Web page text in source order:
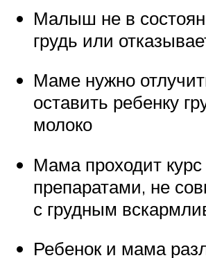
Малыш не в
грудь или
Маме нужно
оставить ребенку
молоко
Мама проходит
препаратами, не
с грудным
Ребенок и мама